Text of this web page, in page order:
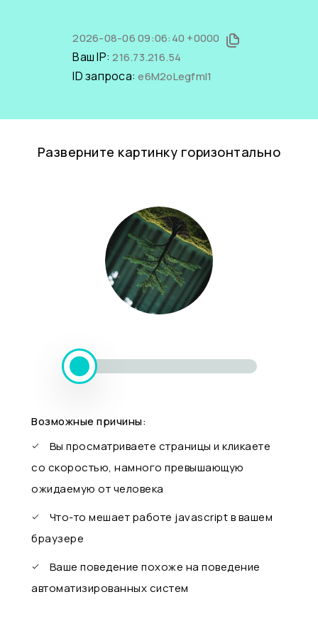
2026-08-06 09:06:40 +0000
Ваш IP:216.73.216.54
ID запроса:e6M2oLegfmI1
Разверните картинку горизонтально
Возможные причины:
Вы просматриваете страницы и кликаете
со скоростью, намного превышающую
ожидаемую от человека
Что-то мешает работе javascript в вашем
браузере
Ваше поведение похоже на поведение
автоматизированных систем